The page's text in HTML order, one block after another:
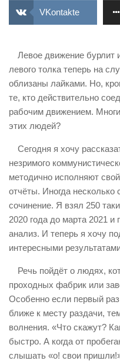
ИЗУЧЕНИЕ ДИАЛЕКТИКИ
ФЕДЕРАЦИЯ
НАРОДНАЯ ПРАВДА
VKontakte
Левое движение бурлит
левого толка теперь на
облизаны лайками. Но,
те, кто действительно
рабочим движением.
этих людей?
Сегодня я хочу
незримого
методично исполняют
отчёты. Иногда несколько
сочинение. Я взял 250
2020 года до марта 2021
анализ. И теперь я хочу
интересными
Речь пойдёт о людях,
проходных фабрик или
Особенно если первый
ближе к месту раздачи,
волнения. «Что скажут?
быстро. А когда от
слышать «о! свои